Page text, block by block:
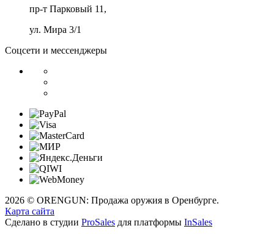
пр-т Парковый 11,
ул. Мира 3/1
Соцсети и мессенджеры
2026 © ORENGUN: Продажа оружия в Оренбурге.
Карта сайта
Сделано в студии ProSales для платформы InSales